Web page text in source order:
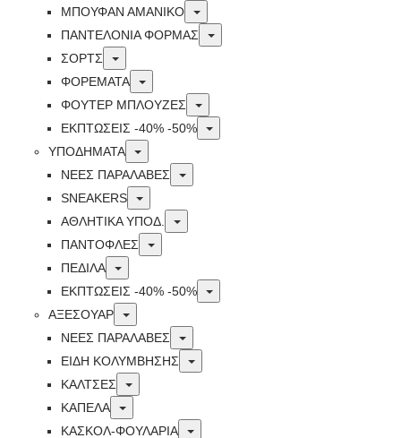
ΜΠΟΥΦΑΝ ΑΜΑΝΙΚΟ
Toggle
ΠΑΝΤΕΛΟΝΙΑ ΦΟΡΜΑΣ
Toggle
ΣΟΡΤΣ
Toggle
ΦΟΡΕΜΑΤΑ
Toggle
ΦΟΥΤΕΡ ΜΠΛΟΥΖΕΣ
Toggle
ΕΚΠΤΏΣΕΙΣ -40% -50%
Toggle
ΥΠΟΔΗΜΑΤΑ
Toggle
ΝΕΕΣ ΠΑΡΑΛΑΒΕΣ
Toggle
SNEAKERS
Toggle
ΑΘΛΗΤΙΚΑ ΥΠΟΔ.
Toggle
ΠΑΝΤΟΦΛΕΣ
Toggle
ΠΕΔΙΛΑ
Toggle
ΕΚΠΤΏΣΕΙΣ -40% -50%
Toggle
ΑΞΕΣΟΥΑΡ
Toggle
ΝΕΕΣ ΠΑΡΑΛΑΒΕΣ
Toggle
ΕΙΔΗ ΚΟΛΥΜΒΗΣΗΣ
Toggle
ΚΑΛΤΣΕΣ
Toggle
ΚΑΠΕΛΑ
Toggle
ΚΑΣΚΟΛ-ΦΟΥΛΑΡΙΑ
Toggle